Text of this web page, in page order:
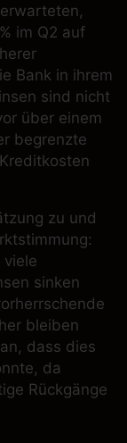
im Q2 auf
Bank in ihrem
sind nicht
über einem
begrenzte
zu und
viele
sinken
bleiben
dass dies
da
Rückgänge